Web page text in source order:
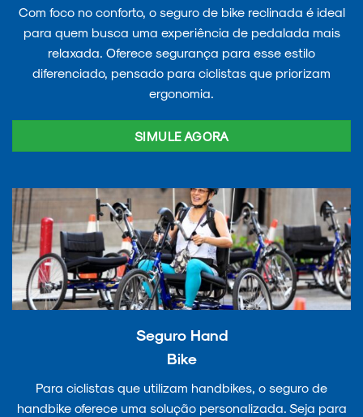
Com foco no conforto, o seguro de bike reclinada é ideal
para quem busca uma experiência de pedalada mais
relaxada. Oferece segurança para esse estilo
diferenciado, pensado para ciclistas que priorizam
ergonomia.
SIMULE AGORA
Seguro Hand
Bike
Para ciclistas que utilizam handbikes, o seguro de
handbike oferece uma solução personalizada. Seja para